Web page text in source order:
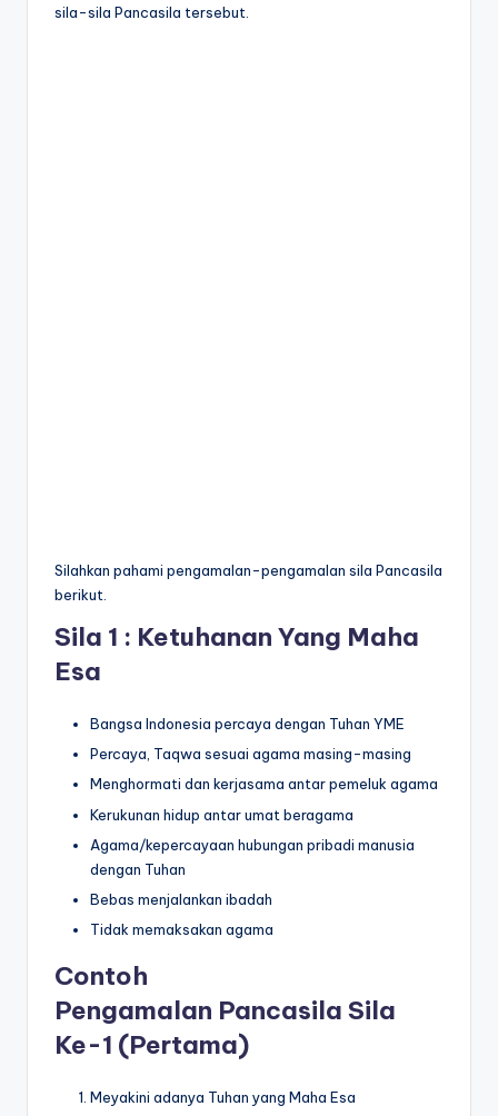
sila-sila Pancasila tersebut.
Silahkan pahami pengamalan-pengamalan sila Pancasila
berikut.
Sila 1 : Ketuhanan Yang Maha
Esa
Bangsa Indonesia percaya dengan Tuhan YME
Percaya, Taqwa sesuai agama masing-masing
Menghormati dan kerjasama antar pemeluk agama
Kerukunan hidup antar umat beragama
Agama/kepercayaan hubungan pribadi manusia
dengan Tuhan
Bebas menjalankan ibadah
Tidak memaksakan agama
Contoh
Pengamalan Pancasila Sila
Ke-1 (Pertama)
Meyakini adanya Tuhan yang Maha Esa